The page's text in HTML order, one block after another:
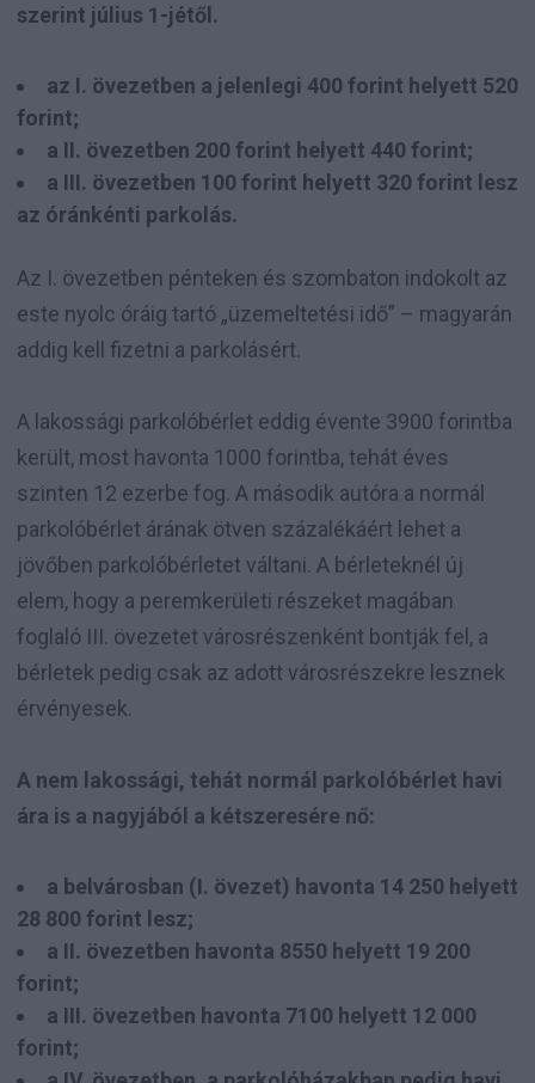
szerint július 1-jétől.
az I. övezetben a jelenlegi 400 forint helyett 520
forint;
a II. övezetben 200 forint helyett 440 forint;
a III. övezetben 100 forint helyett 320 forint lesz
az óránkénti parkolás.
Az I. övezetben pénteken és szombaton indokolt az
este nyolc óráig tartó „üzemeltetési idő” – magyarán
addig kell fizetni a parkolásért.
A lakossági parkolóbérlet eddig évente 3900 forintba
került, most havonta 1000 forintba, tehát éves
szinten 12 ezerbe fog. A második autóra a normál
parkolóbérlet árának ötven százalékáért lehet a
jövőben parkolóbérletet váltani. A bérleteknél új
elem, hogy a peremkerületi részeket magában
foglaló III. övezetet városrészenként bontják fel, a
bérletek pedig csak az adott városrészekre lesznek
érvényesek.
A nem lakossági, tehát normál parkolóbérlet havi
ára is a nagyjából a kétszeresére nő:
a belvárosban (I. övezet) havonta 14 250 helyett
28 800 forint lesz;
a II. övezetben havonta 8550 helyett 19 200
forint;
a III. övezetben havonta 7100 helyett 12 000
forint;